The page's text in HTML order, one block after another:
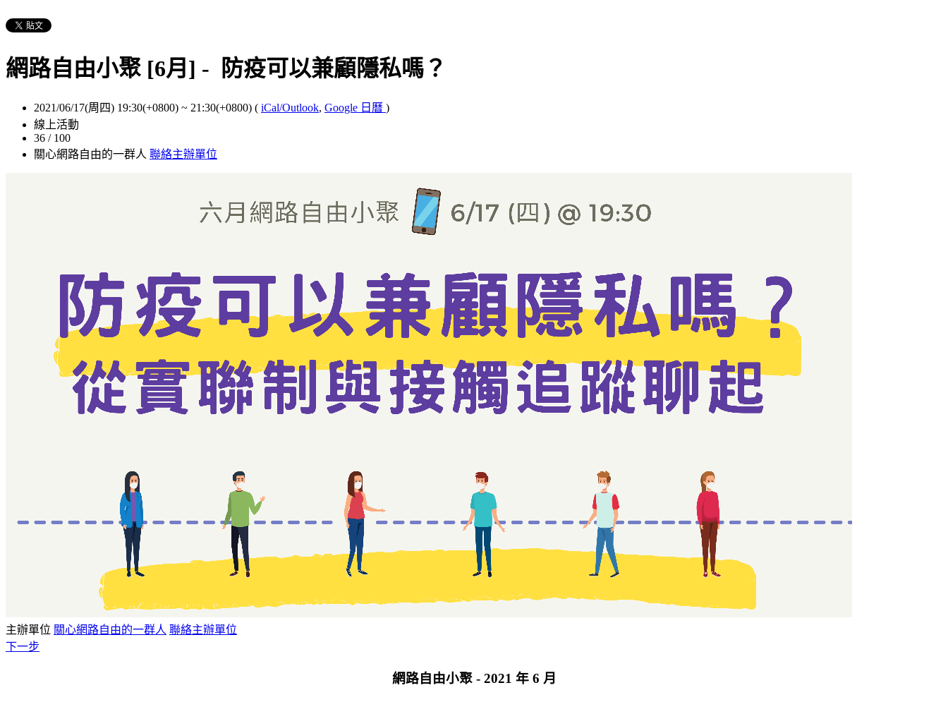
網路自由小聚 [6月] - 防疫可以兼顧隱私嗎？
2021/06/17(周四) 19:30(+0800) ~ 21:30(+0800) ( iCal/Outlook, Google 日曆 )
線上活動
36 / 100
關心網路自由的一群人 聯絡主辦單位
主辦單位 關心網路自由的一群人 聯絡主辦單位
下一步
網路自由小聚 - 2021 年 6 月